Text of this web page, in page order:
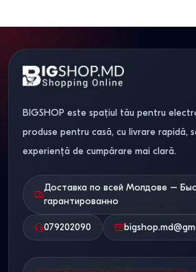
BIGSHOP este spațiul tău pentru
produse pentru casă, cu livrare rapidă,
experiență de cumpărare mai clară.
Доставка по всей Молдове –
гарантированно
079202090